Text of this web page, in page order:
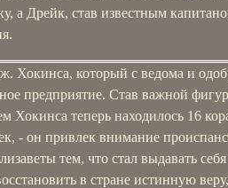
а Дрейк, став известным
Хокинса, который с ведома и
предприятие. Став важной
Хокинса теперь находилось 16
- он привлек внимание
тем, что стал выдавать себя
в стране истинную